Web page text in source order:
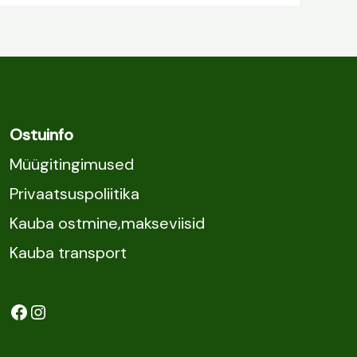
Ostuinfo
Müügitingimused
Privaatsuspoliitika
Kauba ostmine,makseviisid
Kauba transport